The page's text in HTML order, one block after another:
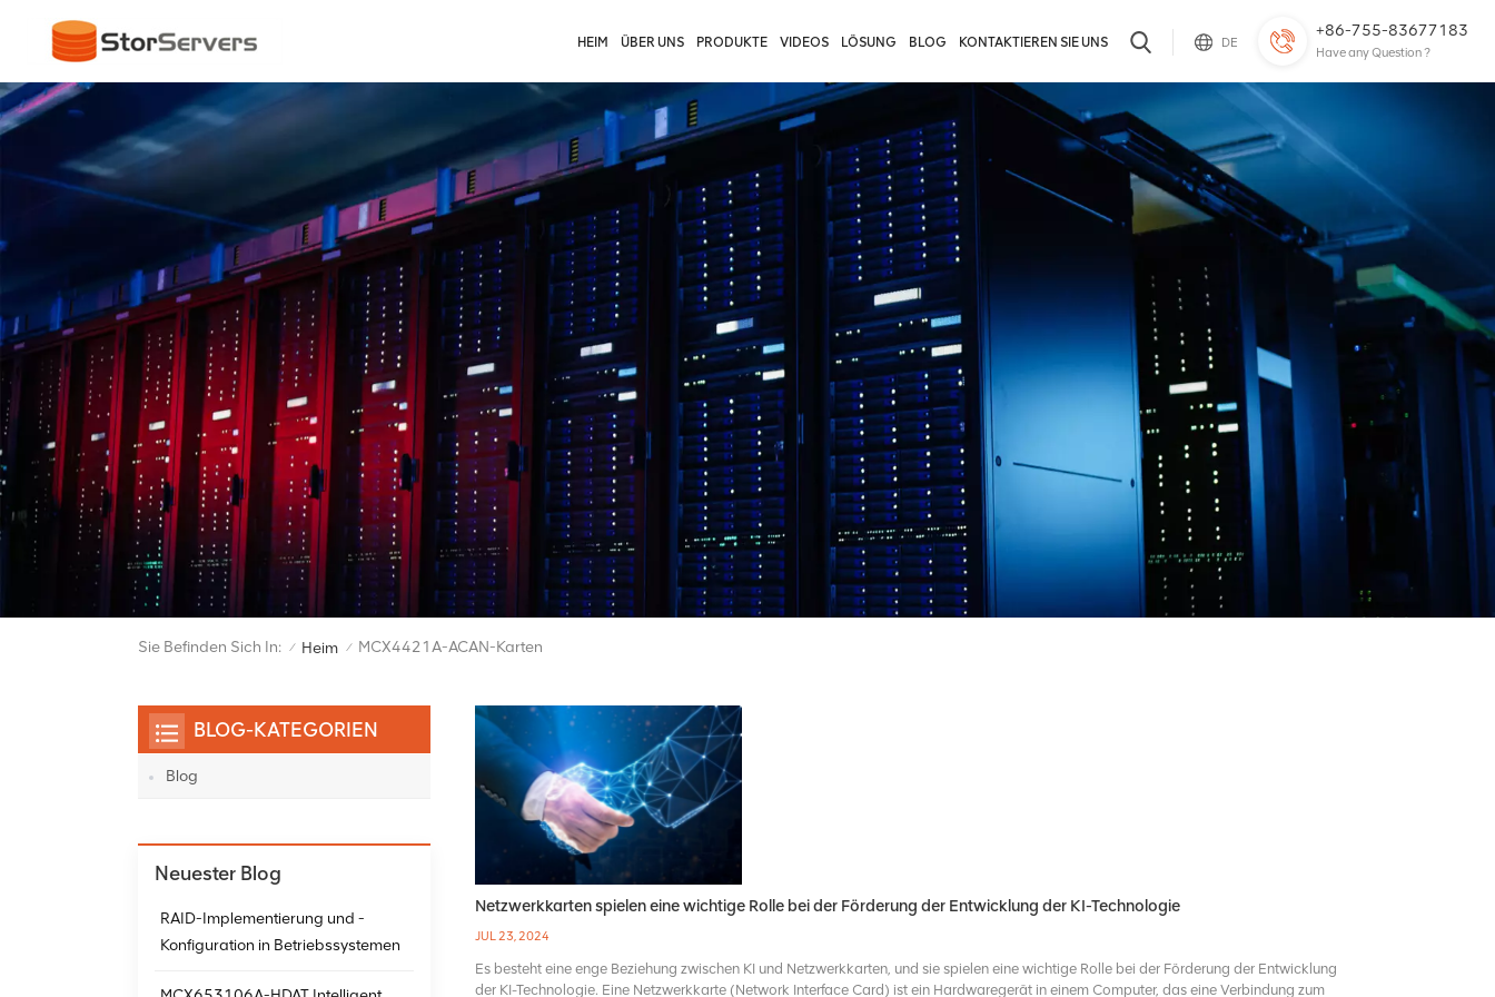
+86-755-83677183
Have any Question ?
DE
HEIM ÜBER UNS PRODUKTE VIDEOS LÖSUNG BLOG KONTAKTIEREN SIE UNS
Sie Befinden Sich In: / Heim / MCX4421A-ACAN-Karten
Netzwerkkarten spielen eine wichtige Rolle bei der Förderung der Entwicklung der KI-Technologie
JUL 23, 2024
Es besteht eine enge Beziehung zwischen KI und Netzwerkkarten, und sie spielen eine wichtige Rolle bei der Förderung der Entwicklung
der KI-Technologie. Eine Netzwerkkarte (Network Interface Card) ist ein Hardwaregerät in einem Computer, das eine Verbindung zum
BLOG-KATEGORIEN
Blog
Neuester Blog
RAID-Implementierung und -
Konfiguration in Betriebssystemen